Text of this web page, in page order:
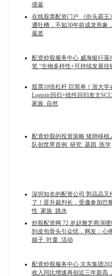
借鉴
在线股票配资门户 《街头霸王
遭吐槽，不如30年前成龙形象
最差
配资炒股服务中心 威海银行落
笔 “生物多样性+可持续发展挂
股票10倍杠杆 巨简单！浙大学
Logistic回归+线性回归发文SCI
家族_自然
配资炒股的投资策略 猪肺移植
队创世界首例_研究_基因_医学
深圳知名的配资公司 郭晶晶又
了！晋升裁判长，受邀参加巴
性_家族_跳水
炒股配资网 72 岁赵雅芝商演
到皮包骨头引众忧，网友：心
娘子_叶童_活动
配资炒股服务中心 京东集团
收入同比增速再创近三年新高